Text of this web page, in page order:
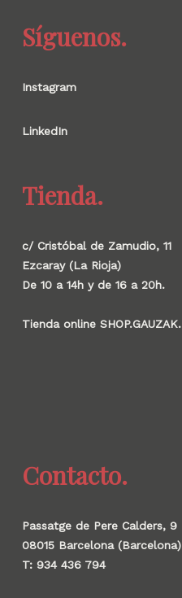
Síguenos.
Instagram
LinkedIn
Tienda.
c/ Cristóbal de Zamudio, 11
Ezcaray (La Rioja)
De 10 a 14h y de 16 a 20h.
Tienda online SHOP.GAUZAK.
Contacto.
Passatge de Pere Calders, 9
08015 Barcelona (Barcelona)
T: 934 436 794